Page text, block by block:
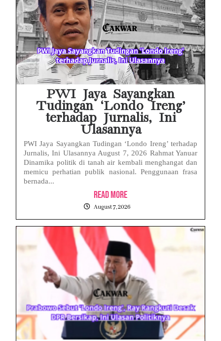
HP Huawei Cepat Panas? Ini Penyebab Utama dan Cara Mengatasinya
Face ID iPhone Tidak Mengenali Wajah? Ini Penyebab dan Cara Mengatasinya
Eks Jampidsus Febrie Adriansyah Tersangka Korupsi Asabri Tapi Masih Terima Gaji: Mengapa Begitu?
PWI Jaya Sayangkan
Tudingan ‘Londo Ireng’
terhadap Jurnalis, Ini
Ulasannya
PWI Jaya Sayangkan Tudingan ‘Londo Ireng’ terhadap
Jurnalis, Ini Ulasannya August 7, 2026 Rahmat Yanuar
Dinamika politik di tanah air kembali menghangat dan
memicu perhatian publik nasional. Penggunaan frasa
bernada...
Read More
August 7, 2026